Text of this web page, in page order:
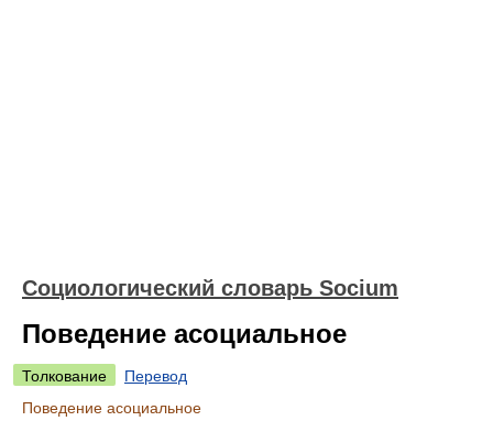
Социологический словарь Socium
Поведение асоциальное
Толкование
Перевод
Поведение асоциальное